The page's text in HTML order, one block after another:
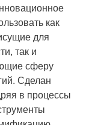
как
для
так и
сферу
Сделан
в процессы